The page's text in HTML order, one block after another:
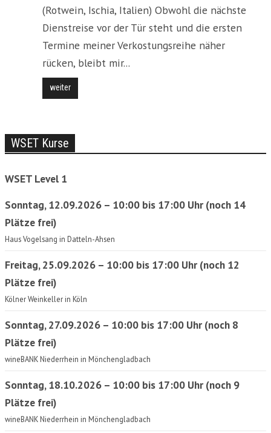
(Rotwein, Ischia, Italien) Obwohl die nächste
Dienstreise vor der Tür steht und die ersten
Termine meiner Verkostungsreihe näher
rücken, bleibt mir...
weiter
WSET Kurse
WSET Level 1
Sonntag, 12.09.2026 – 10:00 bis 17:00 Uhr (noch 14
Plätze frei)
Haus Vogelsang in Datteln-Ahsen
Freitag, 25.09.2026 – 10:00 bis 17:00 Uhr (noch 12
Plätze frei)
Kölner Weinkeller in Köln
Sonntag, 27.09.2026 – 10:00 bis 17:00 Uhr (noch 8
Plätze frei)
wineBANK Niederrhein in Mönchengladbach
Sonntag, 18.10.2026 – 10:00 bis 17:00 Uhr (noch 9
Plätze frei)
wineBANK Niederrhein in Mönchengladbach